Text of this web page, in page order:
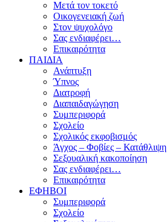
Μετά τον τοκετό
Οικογενειακή ζωή
Στον ψυχολόγο
Σας ενδιαφέρει…
Επικαιρότητα
ΠΑΙΔΙΑ
Ανάπτυξη
Ύπνος
Διατροφή
Διαπαιδαγώγηση
Συμπεριφορά
Σχολείο
Σχολικός εκφοβισμός
Άγχος – Φοβίες – Κατάθλιψη
Σεξουαλική κακοποίηση
Σας ενδιαφέρει…
Επικαιρότητα
ΕΦΗΒΟΙ
Συμπεριφορά
Σχολείο